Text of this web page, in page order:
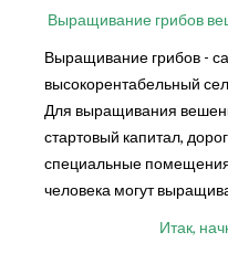
Выращивание грибов
Выращивание грибов -
высокорентабельный
Для выращивания
стартовый капитал,
специальные
человека могут
Итак,